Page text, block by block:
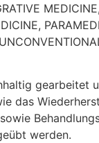
das
werden.